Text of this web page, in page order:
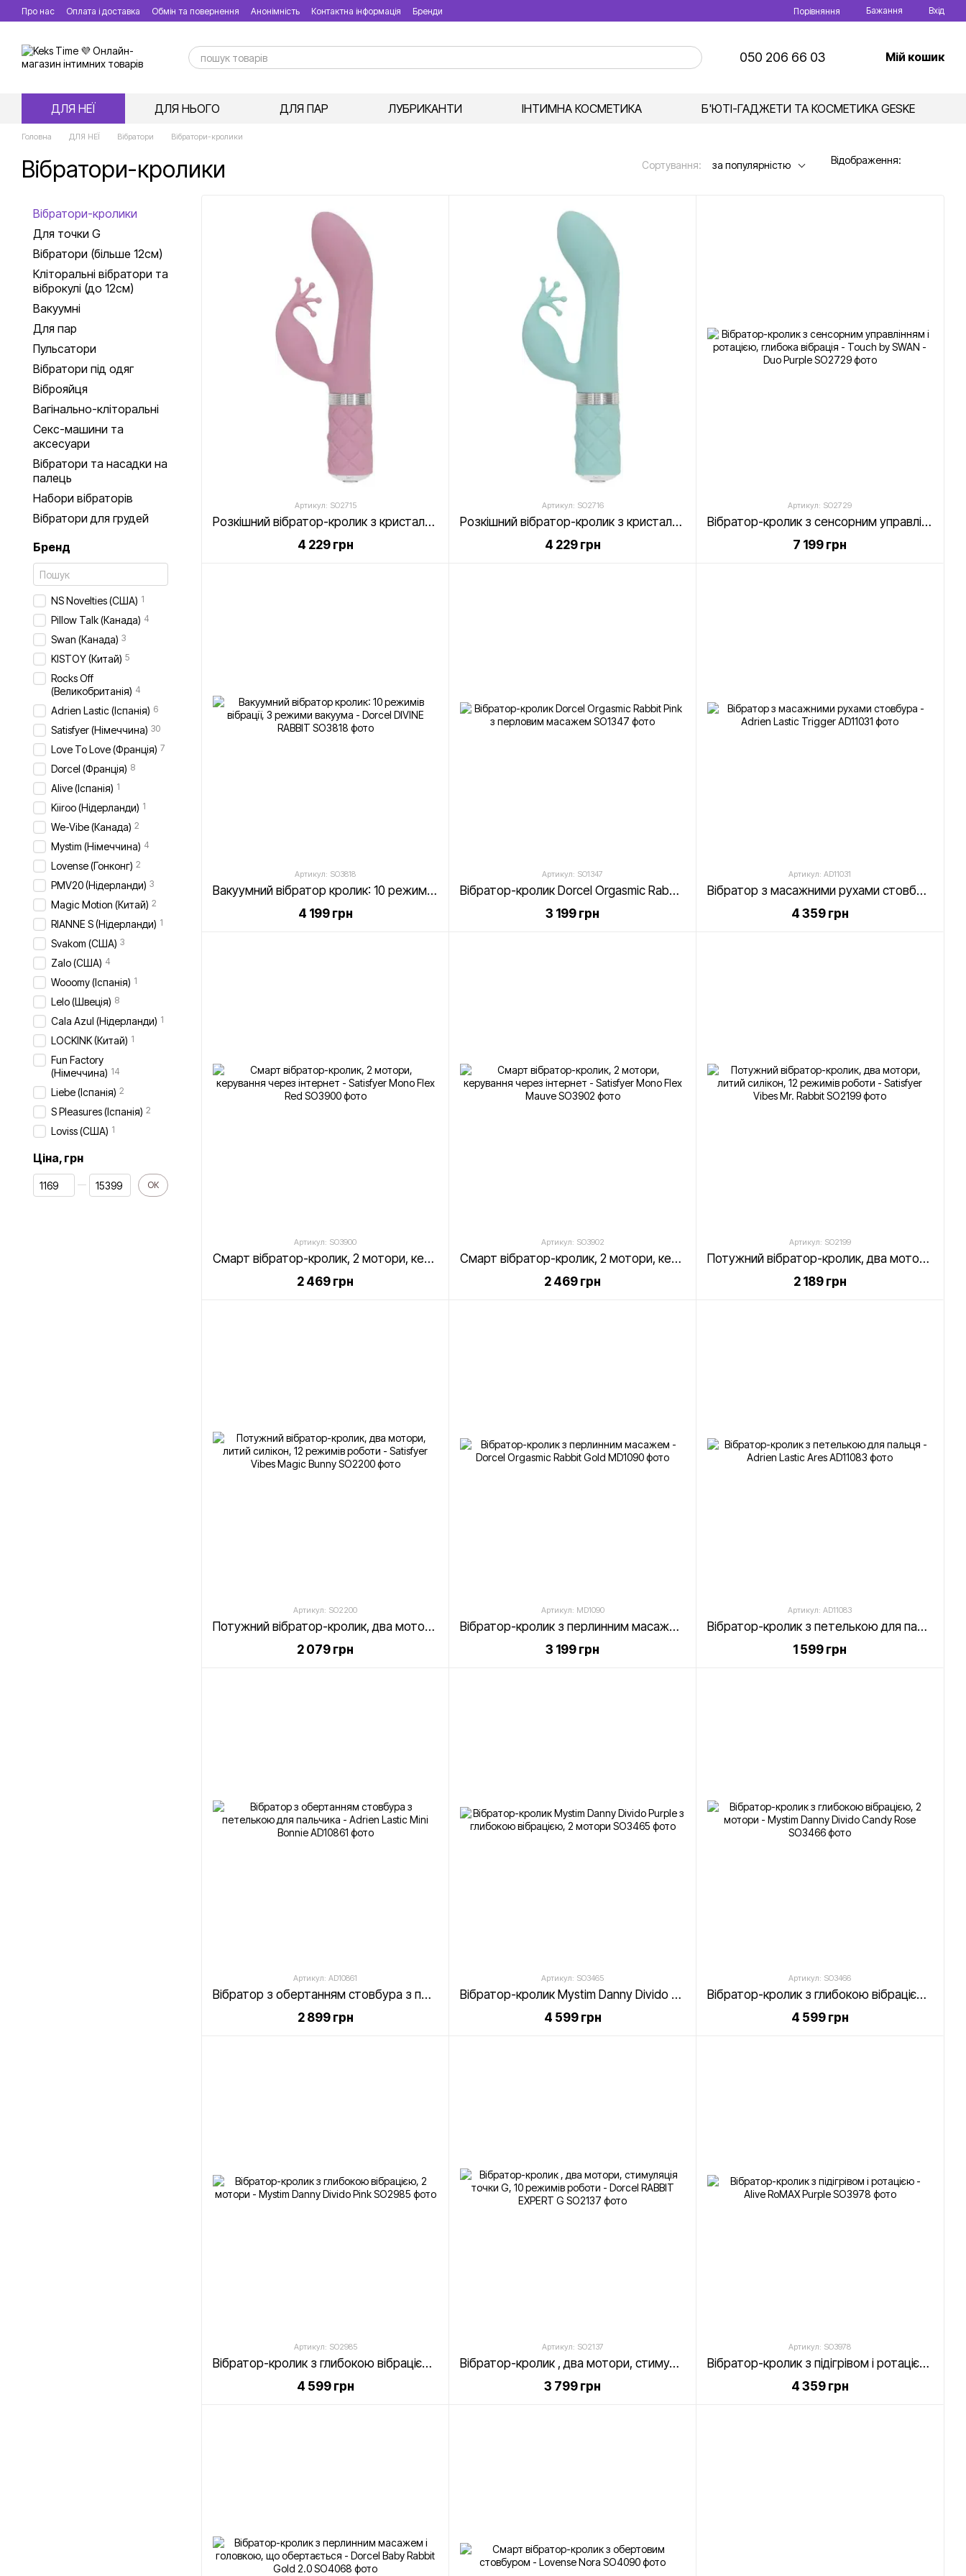
Перейти до основного контенту
Про нас Оплата і доставка Обмін та повернення Анонімність Контактна інформація Бренди Порівняння Бажання Вхід
050 206 66 03 Мій кошик
ДЛЯ НЕЇ ДЛЯ НЬОГО ДЛЯ ПАР ЛУБРИКАНТИ ІНТИМНА КОСМЕТИКА Б'ЮТІ-ГАДЖЕТИ ТА КОСМЕТИКА GESKE
Головна ДЛЯ НЕЇ Вібратори Вібратори-кролики
Вібратори-кролики Сортування: за популярністю Відображення:
Артикул: SO2715
Розкішний вібратор-кролик з кристалом Сваровські, потужний - Pillow Talk - Kinky Pink
4 229 грн
Артикул: SO2716
Розкішний вібратор-кролик з кристалом Сваровські, потужний -Pillow Talk - Kinky Teal
4 229 грн
Артикул: SO2729
Вібратор-кролик з сенсорним управлінням і ротацією, глибока вібрація - Touch by SWAN - Duo Purple
7 199 грн
Артикул: SO3818
Вакуумний вібратор кролик: 10 режимів вібрації, 3 режими вакуума - Dorcel DIVINE RABBIT
4 199 грн
Артикул: SO1347
Вібратор-кролик Dorcel Orgasmic Rabbit Pink з перловим масажем
3 199 грн
Артикул: AD11031
Вібратор з масажними рухами стовбура - Adrien Lastic Trigger
4 359 грн
Артикул: SO3900
Смарт вібратор-кролик, 2 мотори, керування через інтернет - Satisfyer Mono Flex Red
2 469 грн
Артикул: SO3902
Смарт вібратор-кролик, 2 мотори, керування через інтернет - Satisfyer Mono Flex Mauve
2 469 грн
Артикул: SO2199
Потужний вібратор-кролик, два мотори, литий силікон, 12 режимів роботи - Satisfyer Vibes Mr. Rabbit
2 189 грн
Артикул: SO2200
Потужний вібратор-кролик, два мотори, литий силікон, 12 режимів роботи - Satisfyer Vibes Magic Bunny
2 079 грн
Артикул: MD1090
Вібратор-кролик з перлинним масажем - Dorcel Orgasmic Rabbit Gold
3 199 грн
Артикул: AD11083
Вібратор-кролик з петелькою для пальця - Adrien Lastic Ares
1 599 грн
Артикул: AD10861
Вібратор з обертанням стовбура з петелькою для пальчика - Adrien Lastic Mini Bonnie
2 899 грн
Артикул: SO3465
Вібратор-кролик Mystim Danny Divido Purple з глибокою вібрацією, 2 мотори
4 599 грн
Артикул: SO3466
Вібратор-кролик з глибокою вібрацією, 2 мотори - Mystim Danny Divido Candy Rose
4 599 грн
Артикул: SO2985
Вібратор-кролик з глибокою вібрацією, 2 мотори - Mystim Danny Divido Pink
4 599 грн
Артикул: SO2137
Вібратор-кролик , два мотори, стимуляція точки G, 10 режимів роботи - Dorcel RABBIT EXPERT G
3 799 грн
Артикул: SO3978
Вібратор-кролик з підігрівом і ротацією - Alive RoMAX Purple
4 359 грн
Вібратори-кролики
Для точки G
Вібратори (більше 12см)
Кліторальні вібратори та
віброкулі (до 12см)
Вакуумні
Для пар
Пульсатори
Вібратори під одяг
Віброяйця
Вагінально-кліторальні
Секс-машини та
аксесуари
Вібратори та насадки на
палець
Набори вібраторів
Вібратори для грудей
Бренд
NS Novelties (США) 1
Pillow Talk (Канада) 4
Swan (Канада) 3
KISTOY (Китай) 5
Rocks Off
(Великобританія) 4
Adrien Lastic (Іспанія) 6
Satisfyer (Німеччина) 30
Love To Love (Франція) 7
Dorcel (Франція) 8
Alive (Іспанія) 1
Kiiroo (Нідерланди) 1
We-Vibe (Канада) 2
Mystim (Німеччина) 4
Lovense (Гонконг) 2
PMV20 (Нідерланди) 3
Magic Motion (Китай) 2
RIANNE S (Нідерланди) 1
Svakom (США) 3
Zalo (США) 4
Wooomy (Іспанія) 1
Lelo (Швеція) 8
Cala Azul (Нідерланди) 1
LOCKINK (Китай) 1
Fun Factory
(Німеччина) 14
Liebe (Іспанія) 2
S Pleasures (Іспанія) 2
Loviss (США) 1
Ціна, грн
Від Ціна, грн
До Ціна, грн ОК